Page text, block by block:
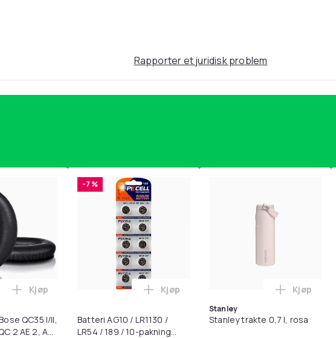
Rapporter et juridisk problem
fotpedal motstandsbånd - mage- og kjernetrening, yoga og
QC35 I/II,
2 AE 2, AE
Legg Øreputer for Bose QC35 I/II, QC25, QC15, QC 2 AE 2, AE 2i, AE 2w,
Kjøp
-7 %
Batteri AG10 / LR1130 /
LR54 / 189 / 10-pakning
Legg Batteri AG10 / LR1130 / LR54 / 189
Kjøp
Stanley
Stanley trakte 0,7 l, rosa
Legg
Kjøp